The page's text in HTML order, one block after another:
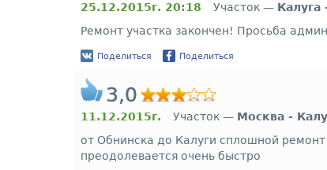
25.12.2015г. 20:18 Участок — Калуга
Ремонт участка закончен! Просьба
Поделиться Поделиться
3,0
11.12.2015г. Участок — Москва -
от Обнинска до Калуги сплошной
преодолевается очень быстро